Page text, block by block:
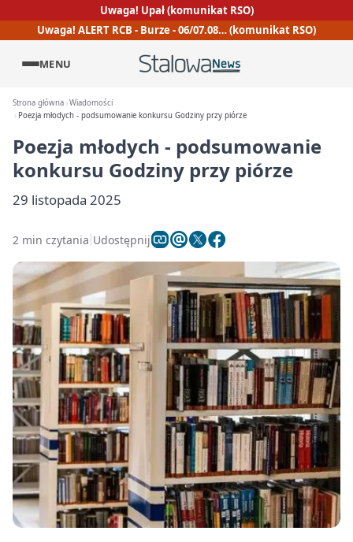
Uwaga! Upał (komunikat RSO)
Uwaga! ALERT RCB - Burze - 06/07.08… (komunikat RSO)
MENU
Strona główna Wiadomości
Poezja młodych - podsumowanie konkursu Godziny przy piórze
Poezja młodych - podsumowanie
konkursu Godziny przy piórze
29 listopada 2025
2 min czytania Udostępnij